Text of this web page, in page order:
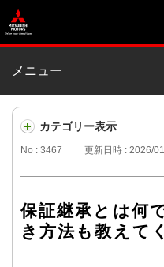
メニュー
カテゴリー表示
No : 3467 更新日時 : 2026/
保証継承とは何
き方法も教えて